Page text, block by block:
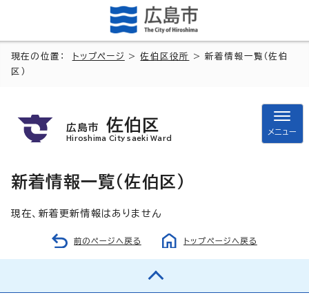
現在の位置： トップページ >佐伯区役所
> 新着情報一覧（佐伯
区）
広島市 佐伯区
Hiroshima City saeki Ward
メニュー
新着情報一覧（佐伯区）
現在、新着更新情報はありません
前のページへ戻る トップページへ戻る